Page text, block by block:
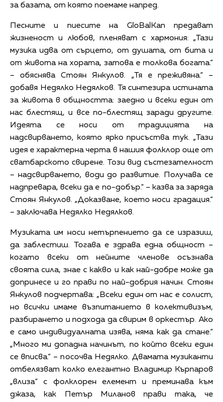
за базата, от която поемаме напред.
Песните и пиесите на GloBalKan предават
жизненост и любов, пленяват с хармония: „Тази
музика идва от сърцето, от душата, от бита и
от живота на хората, затова е толкова богата.“
– обяснява Стоян Янкулов. „Тя е преживяна.“ –
добавя Недялко Недялков. Тя синтезира истината
за живота в общността: заедно и всеки един от
нас блестящ, и все по-блестящ заради другите.
Идеята се носи от традицията на
надсвирването, която ярко присъства тук. „Тази
идея е характерна черта в нашия фолклор още от
сватбарското свирене. Този вид състезателност
– надсвирването, води до развитие. Получава се
надпревара, всеки да е по-добър.“ – казва за заряда
Стоян Янкулов. „Доказване, което носи градация.“
– заключава Недялко Недялков.
Музиката им носи нетърпението да се изразиш,
да заблестиш. Тогава е здрава една общност –
когато всеки от нейните членове осъзнава
своята сила, знае с какво и как най-добре може да
допринесе и го прави по най-добрия начин. Стоян
Янкулов подчертава: „Всеки един от нас е солист,
но всички имаме възпитанието в колективизъм,
разбирането и подхода да свирим в оркестър. Ако
е само индивидуалната изява, няма как да стане.“
„Много ми допадна начинът, по който всеки един
се вписва.“ – посочва Недялко. Двамата музиканти
отбелязват колко елегантно Владимир Кърпаров
„влиза“ с фолклорен елемент и преминава към
джаза, как Петър Миланов прави така, че